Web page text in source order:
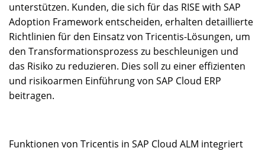
unterstützen. Kunden, die sich für das RISE with SAP
Adoption Framework entscheiden, erhalten detaillierte
Richtlinien für den Einsatz von Tricentis-Lösungen, um
den Transformationsprozess zu beschleunigen und
das Risiko zu reduzieren. Dies soll zu einer effizienten
und risikoarmen Einführung von SAP Cloud ERP
beitragen.
Funktionen von Tricentis in SAP Cloud ALM integriert